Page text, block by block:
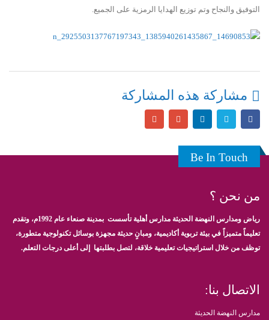
التوفيق والنجاح وتم توزيع الهدايا الرمزية على الجميع.
مشاركة هذه المشاركة
Be In Touch
من نحن ؟
رياض ومدارس النهضة الحديثة مدارس أهلية تأسست بمدينة صنعاء عام 1992م، وتقدم
تعليماً متميزاً في بيئة تربوية أكاديمية، ومبانٍ حديثة مجهزة بوسائل تكنولوجية متطورة،
توظف من خلال استراتيجيات تعليمية خلاقة، لتصل بطلبتها إلى أعلى درجات التعلم.
الاتصال بنا:
مدارس النهضة الحديثة